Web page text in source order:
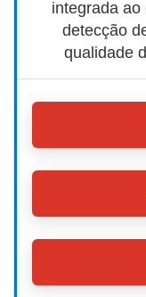
integrada ao
detecção
qualidade